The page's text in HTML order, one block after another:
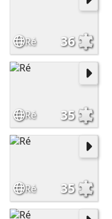
Ré 36
Ré 35
Ré 35